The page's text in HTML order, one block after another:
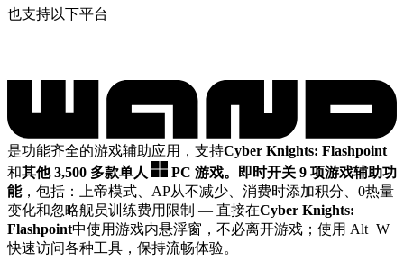
也支持以下平台
是功能齐全的游戏辅助应用，支持Cyber Knights: Flashpoint
和其他 3,500 多款单人 PC 游戏。
即时开关 9 项游戏辅助功
能，包括：上帝模式、AP从不减少、消费时添加积分、0热量
变化和忽略舰员训练费用限制 — 直接在Cyber Knights:
Flashpoint中使用游戏内悬浮窗，不必离开游戏；使用 Alt+W
快速访问各种工具，保持流畅体验。